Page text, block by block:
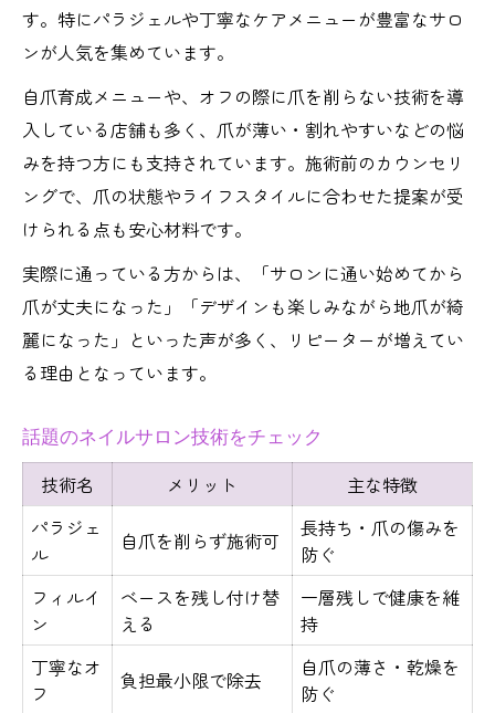
す。特にパラジェルや丁寧なケアメニューが豊富なサロ
ンが人気を集めています。
自爪育成メニューや、オフの際に爪を削らない技術を導
入している店舗も多く、爪が薄い・割れやすいなどの悩
みを持つ方にも支持されています。施術前のカウンセリ
ングで、爪の状態やライフスタイルに合わせた提案が受
けられる点も安心材料です。
実際に通っている方からは、「サロンに通い始めてから
爪が丈夫になった」「デザインも楽しみながら地爪が綺
麗になった」といった声が多く、リピーターが増えてい
る理由となっています。
話題のネイルサロン技術をチェック
技術名 メリット
主な特徴
パラジェ
ル
自爪を削らず施術可
長持ち・爪の傷みを
防ぐ
フィルイ
ン
ベースを残し付け替
える
一層残しで健康を維
持
丁寧なオ
フ
負担最小限で除去
自爪の薄さ・乾燥を
防ぐ